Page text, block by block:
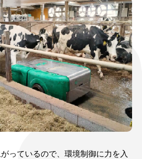
っているので、環境制御に力を入